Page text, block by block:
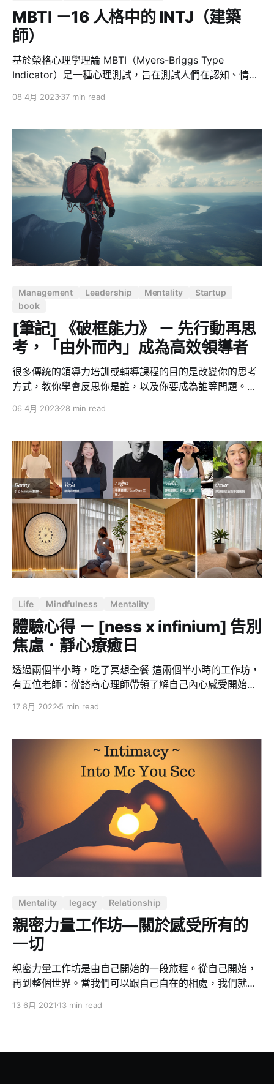
MBTI －16 人格中的 INTJ（建築
師）
基於榮格心理學理論 MBTI（Myers-Briggs Type
Indicator）是一種心理測試，旨在測試人們在認知、情感
基於卡爾・榮格（Carl Jung）的心理學理論，分析人們
格類型，每種類型都有其獨特的特徵和行為模式。 MBTI
中的四個英文字母代表以下意思： 1. 第一個維度：外向
（Extraversion，E）vs 內向（Introversion，I） * 外
向：喜歡和他人交流互動，喜歡社交活動 * 內向：喜歡獨
處，專注於自己的想法和感受 1. 第二個維度：感覺
（Sensing，S）vs 直覺（Intuition，N） * 感覺：注重具
08 4月 202337 min read
Management Leadership Mentality
Startup
book
[筆記] 《破框能力》 － 先行動再思
考，「由外而內」成為高效領導者
很多傳統的領導力培訓或輔導課程的目的是改變你的思考
方式，教你學會反思你是誰，以及你要成為誰等問題。的
你認清你當下的能力以及領導方式，但是我們會發現，當
變的是思考方式，而只有一種方法能改變它：改變你的做
事方法。 由外而內，透過行動改變身份認同 亞里斯多德
發現，一個人如果表現得很有美德，那他最終會成為一個
有美德的人，即多做好事就會變成好人。 這個說法得到很
多社會心理學家的證實，研究顯示一個人若改變了他的想
法，是因為他的行為先發生了改變。簡單來說，改變是由
外而內，而並非由內而外產生的。如果我們想要成為一名
優秀的領導者，就要學會「先行動後思考」。 這與普遍所
熟知的學習順序的矛盾在於，在改變的過程中，我們會先
看到結果，即改變讓我們產生了什麼樣的感受，身邊的人
把外在經歷內在化。換句話說，我們要先在行為上表現得
像一個領導者，而後才會像領導者一樣思考，如同書名
ACT LIKE A LEADER, THINK LIKE A LEADER。 一
06 4月 202328 min read
Life Mindfulness Mentality
體驗心得 － [ness x infinium] 告別
焦慮．靜心療癒日
透過兩個半小時，吃了冥想全餐 這兩個半小時的工作坊，
有五位老師：從諮商心理師帶領了解自己內心感受開始，
想梳理思緒，最後以昆達里尼瑜珈，連結神經元，抒解累
故事，冥想經驗和個人的修行方式。諮商心理師 Veda 將
分享有效化解憂鬱、壓力、負向情緒之方法與如何活出喜
⼀個新興樂器，被譽為 21世紀地球上振動頻率最高的樂
器。⻄元2000年由瑞⼠藝術家 Felix Rohner 和 Sabina
Schärer 共同研發，聲⾳空靈、親近⾃然，玩法多樣無過
多限制，這讓手碟成為相當優雅且激發創意的樂器。 意識
即是能量，高我是覺醒意識，屬高度振動的頻率，
17 8月 2022 5 min read
Mentality legacy Relationship
親密力量工作坊—關於感受所有的
一切
親密力量工作坊是由自己開始的一段旅程。從自己開始，
再到整個世界。當我們可以跟自己自在的相處，我們就可
個能對自己、對他人、對世界「創造親密的能力」。 親密
是那麼感興趣，後來主要因為看到上過課程的人呈現確實
13 6月 2021 13 min read